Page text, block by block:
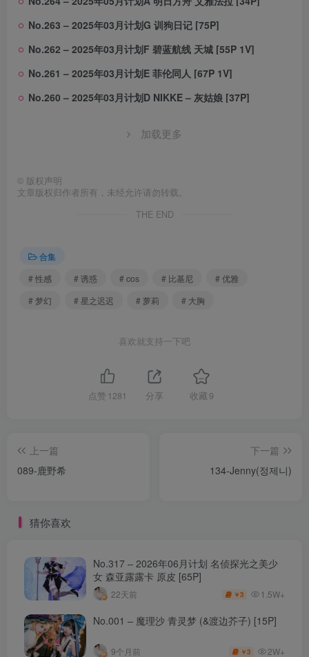
No.263 – 2025年03月计划G 训狗日记 [75P]
No.262 – 2025年03月计划F 碧蓝航线 天城 [55P 1V]
No.261 – 2025年03月计划E 菲伦同人 [67P 1V]
No.260 – 2025年03月计划D NIKKE – 灰姑娘 [37P]
加载更多
© 版权声明
文章版权归作者所有，未经允许请勿转载。
THE END
合集
# 性感
# 诱惑 # cos # 比基尼
# 优雅
# 梦幻
# 星之迟迟 # 萝莉 # 大胸
喜欢就支持一下吧
点赞 1281 分享 收藏 9
上一篇
089-鹿野希
下一篇
134-Jenny(정제니)
猜你喜欢
No.317 – 2026年06月计划 名侦探光之美少
女 森亚露露卡 原皮 [65P]
22天前 ￥3 1.5W+
No.001 – 魔理沙 青灵梦 (&渡边芥子) [15P]
9个月前 ￥3 2W+